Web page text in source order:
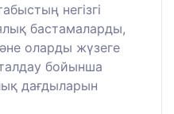
негізгі
бастамаларды,
оларды жүзеге
бойынша
дағдыларын